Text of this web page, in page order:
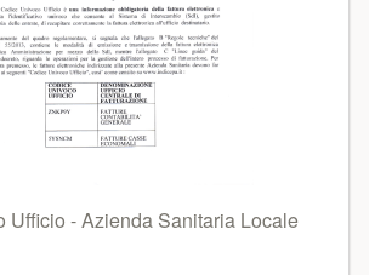
Ufficio - Azienda Sanitaria Locale